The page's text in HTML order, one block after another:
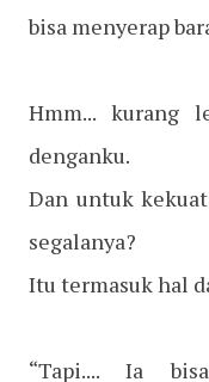
bisa menyerap
Hmm... kurang
denganku.
Dan untuk
segalanya?
Itu termasuk hal
“Tapi.... Ia